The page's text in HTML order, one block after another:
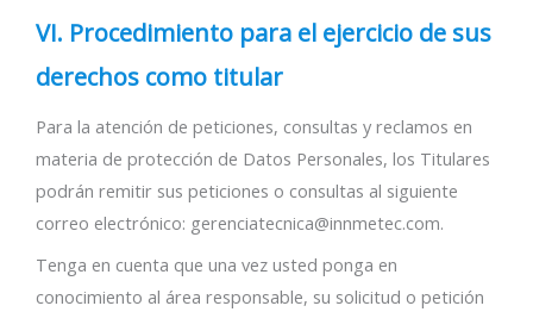
VI. Procedimiento para el ejercicio de sus
derechos como titular
Para la atención de peticiones, consultas y reclamos en
materia de protección de Datos Personales, los Titulares
podrán remitir sus peticiones o consultas al siguiente
correo electrónico: gerenciatecnica@innmetec.com.
Tenga en cuenta que una vez usted ponga en
conocimiento al área responsable, su solicitud o petición